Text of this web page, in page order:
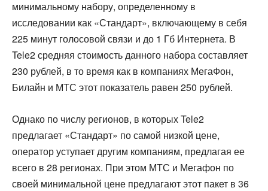
минимальному набору, определенному в
исследовании как «Стандарт», включающему в себя
225 минут голосовой связи и до 1 Гб Интернета. В
Tele2 средняя стоимость данного набора составляет
230 рублей, в то время как в компаниях МегаФон,
Билайн и МТС этот показатель равен 250 рублей.
Однако по числу регионов, в которых Tele2
предлагает «Стандарт» по самой низкой цене,
оператор уступает другим компаниям, предлагая ее
всего в 28 регионах. При этом МТС и Мегафон по
своей минимальной цене предлагают этот пакет в 36